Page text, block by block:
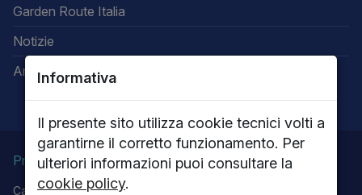
Informativa
Il presente sito utilizza cookie tecnici volti a
garantirne il corretto funzionamento. Per
ulteriori informazioni puoi consultare la
cookie policy.
Garden Route Italia
Notizie
Area riservata
Privacy Note legali Cookie policy
Capitale sociale 13.616.000,00 - P.IVA 05656701009 - R.E.A.